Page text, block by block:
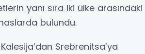
yanı sıra iki ülke arasındaki
bulundu.
Srebrenitsa’ya